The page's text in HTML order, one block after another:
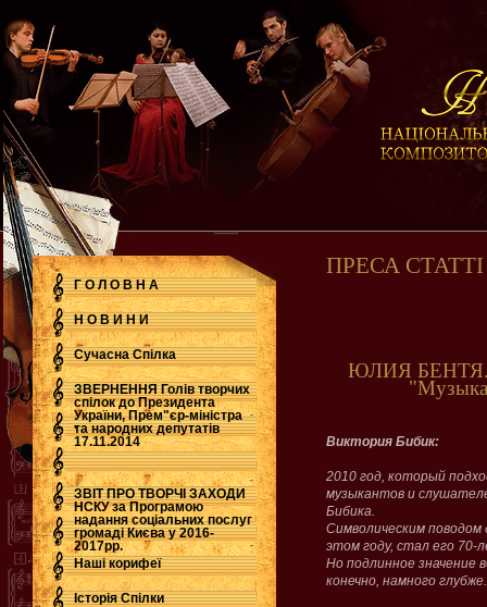
Г О Л О В Н А
Н О В И Н И
Сучасна Cпілка
ЗВЕРНЕННЯ Голів творчих
спілок до Президента
України, Прем"єр-міністра
та народних депутатів
17.11.2014
.
ЗВІТ ПРО ТВОРЧІ ЗАХОДИ
НСКУ за Програмою
надання соціальних послуг
громаді Києва у 2016-
2017рр.
.
Наші корифеї
Історія Спілки
ПРЕСА СТАТТІ
ЮЛИЯ БЕНТЯ.
"Музыка
Виктория Бибик:
2010 год, который
музыкантов и
Бибика.
Символическим поводом
этом году, стал его
Но подлинное значение
конечно, намного